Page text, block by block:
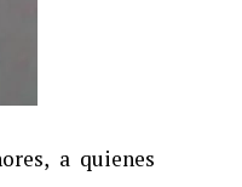
a quienes